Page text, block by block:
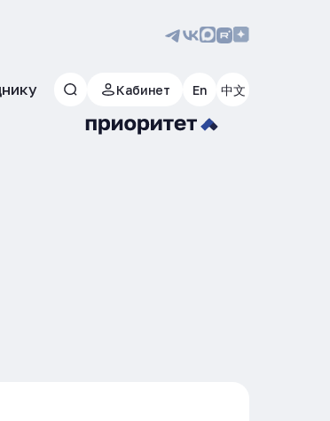
Кабинет En 中文